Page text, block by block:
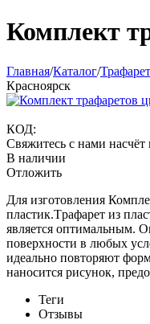
Комплект
Главная/Каталог/
Красноярск
КОД:
Свяжитесь с нами
В наличии
Отложить
Для изготовления
пластик.Tрафарет из
является оптимальным.
поверхности в любых
идеально повторяют
наносится рисунок,
Теги
Отзывы